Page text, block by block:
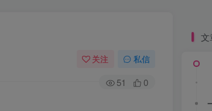
关注 私信
51 0
文